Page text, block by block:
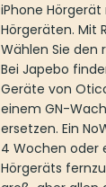
iPhone
Hörgeräten. Mit
Wählen Sie den
Bei Japebo
Geräte von
einem GN-
ersetzen. Ein
4 Wochen oder
Hörgeräts